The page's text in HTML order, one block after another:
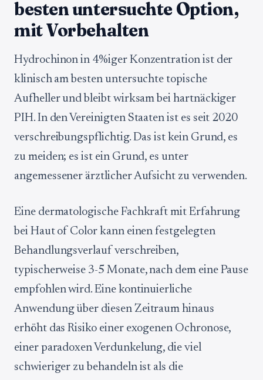
besten untersuchte Option,
mit Vorbehalten
Hydrochinon in 4%iger Konzentration ist der
klinisch am besten untersuchte topische
Aufheller und bleibt wirksam bei hartnäckiger
PIH. In den Vereinigten Staaten ist es seit 2020
verschreibungspflichtig. Das ist kein Grund, es
zu meiden; es ist ein Grund, es unter
angemessener ärztlicher Aufsicht zu verwenden.
Eine dermatologische Fachkraft mit Erfahrung
bei Haut of Color kann einen festgelegten
Behandlungsverlauf verschreiben,
typischerweise 3-5 Monate, nach dem eine Pause
empfohlen wird. Eine kontinuierliche
Anwendung über diesen Zeitraum hinaus
erhöht das Risiko einer exogenen Ochronose,
einer paradoxen Verdunkelung, die viel
schwieriger zu behandeln ist als die